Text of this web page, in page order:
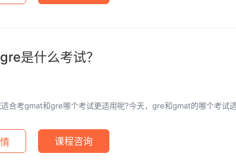
是什么考试？
合考gmat和gre哪个考试更适用呢?今天，gre和gmat的哪个考试
课程咨询